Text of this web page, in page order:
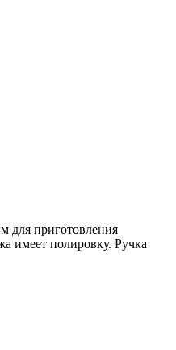
для приготовления
имеет полировку. Ручка